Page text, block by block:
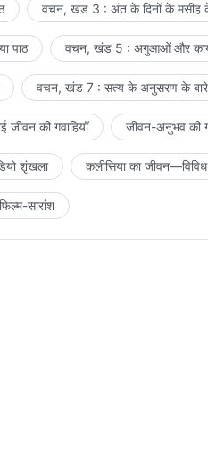
वचन, खंड 3 : अंत के दिनों के मसीह के
पाठ वचन, खंड 5 : अगुआओं और
वचन, खंड 7 : सत्य के अनुसरण के बारे
जीवन की गवाहियाँ जीवन-अनुभव की
शृंखला कलीसिया का
सारांश